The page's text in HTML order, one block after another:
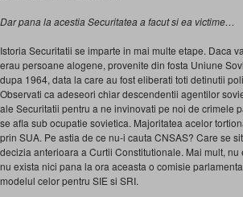
Dar pana la acestia Securitatea a facut si ea victime…
Istoria Securitatii se imparte in mai multe etape. Daca
erau persoane alogene, provenite din fosta Uniune
dupa 1964, data la care au fost eliberati toti detinutii
Observati ca adeseori chiar descendentii agentilor
ale Securitatii pentru a ne invinovati pe noi de crimele
se afla sub ocupatie sovietica. Majoritatea acelor
prin SUA. Pe astia de ce nu-i cauta CNSAS? Care se
decizia anterioara a Curtii Consti­tutionale. Mai mult,
nu exista nici pana la ora aceasta o comisie
modelul celor pentru SIE si SRI.